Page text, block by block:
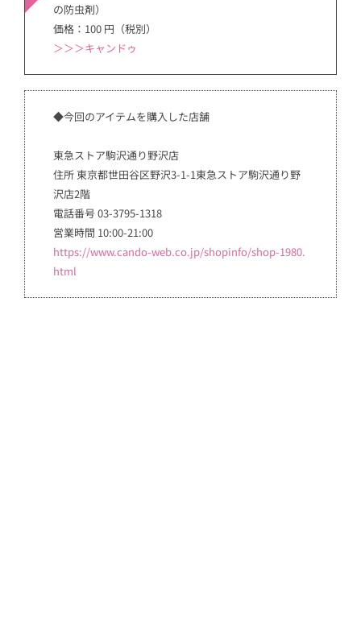
の防虫剤）
価格：100 円（税別）
＞＞＞キャンドゥ
◆今回のアイテムを購入した店舗
東急ストア駒沢通り野沢店
住所 東京都世田谷区野沢3-1-1東急ストア駒沢通り野
沢店2階
電話番号 03-3795-1318
営業時間 10:00-21:00
https://www.cando-web.co.jp/shopinfo/shop-1980.
html